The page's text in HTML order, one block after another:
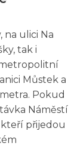
na ulici Na
tak i
Můstek a
Pokud
Náměstí
přijedou